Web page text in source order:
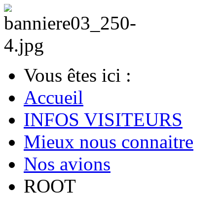
Vous êtes ici :
Accueil
INFOS VISITEURS
Mieux nous connaitre
Nos avions
ROOT